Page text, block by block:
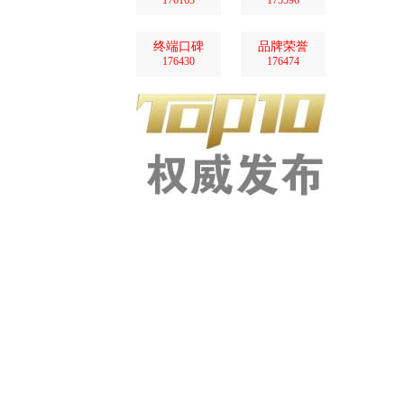
终端口碑
176430
品牌荣誉
176474